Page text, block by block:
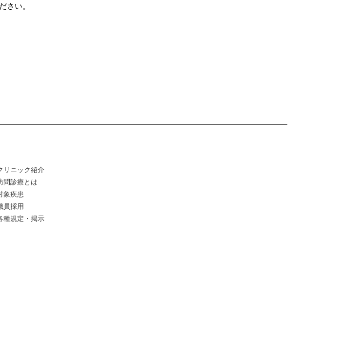
さい。
リニック紹介
問診療とは
象疾患
員採用
種規定・掲示